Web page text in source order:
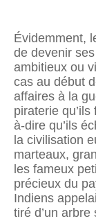
Évidemment,
de devenir
ambitieux ou
cas au début
affaires à la
piraterie
à-dire qu’ils
la civilisation
marteaux,
les fameux
précieux du
Indiens
tiré d’un